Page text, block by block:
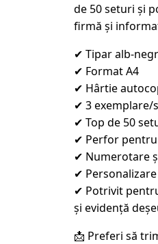
de 50 seturi și
firmă și
✔ Tipar alb-
✔ Format A4
✔ Hârtie
✔ 3 exemplare/
✔ Top de 50
✔ Perfor
✔ Numerotare
✔
✔ Potrivit
și evidență
📩 Preferi să